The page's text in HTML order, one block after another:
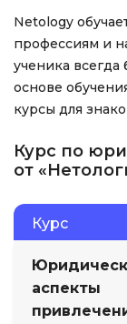
Netology
профессиям и
ученика всегда
основе
курсы для
Курс по
от
Курс
аспекты